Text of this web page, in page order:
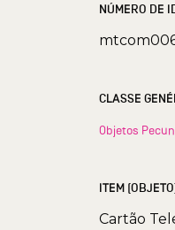
NÚMERO DE
CLASSE
Objetos
ITEM
Cartão